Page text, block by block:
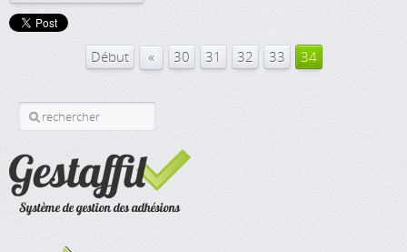
Début « 30 31 32 33 34